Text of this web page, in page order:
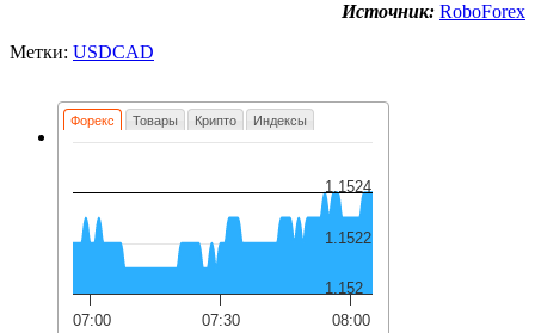
Источник: RoboForex
Метки: USDCAD
Форекс Товары Крипто Индексы
07:00 07:30 08:00
1.152
1.1522
1.1524